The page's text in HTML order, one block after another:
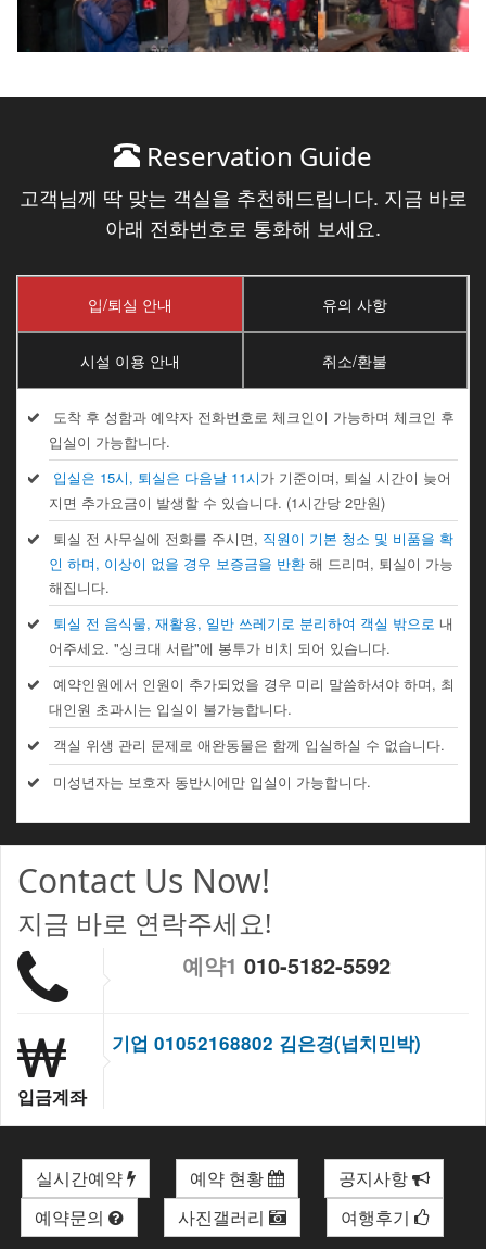
Reservation Guide
고객님께 딱 맞는 객실을 추천해드립니다. 지금 바로
아래 전화번호로 통화해 보세요.
입/퇴실 안내 유의 사항
시설 이용 안내 취소/환불
도착 후 성함과 예약자 전화번호로 체크인이 가능하며 체크인 후
입실이 가능합니다.
입실은 15시, 퇴실은 다음날 11시가 기준이며, 퇴실 시간이 늦어
지면 추가요금이 발생할 수 있습니다. (1시간당 2만원)
퇴실 전 사무실에 전화를 주시면, 직원이 기본 청소 및 비품을 확
인 하며, 이상이 없을 경우 보증금을 반환해 드리며, 퇴실이 가능
해집니다.
퇴실 전 음식물, 재활용, 일반 쓰레기로 분리하여 객실 밖으로 내
어주세요. "싱크대 서랍"에 봉투가 비치 되어 있습니다.
예약인원에서 인원이 추가되었을 경우 미리 말씀하셔야 하며, 최
대인원 초과시는 입실이 불가능합니다.
객실 위생 관리 문제로 애완동물은 함께 입실하실 수 없습니다.
미성년자는 보호자 동반시에만 입실이 가능합니다.
Contact Us Now!
지금 바로 연락주세요!
예약1 010-5182-5592
입금계좌
기업 01052168802 김은경(넙치민박)
실시간예약 예약 현황
공지사항
예약문의
사진갤러리 여행후기